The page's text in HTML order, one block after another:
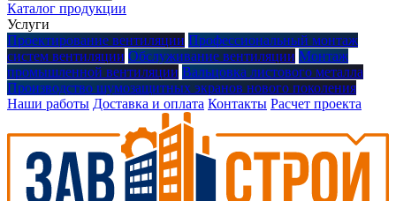
Каталог продукции
Услуги
Проектирование вентиляции Профессиональный монтаж
систем вентиляции Обслуживание вентиляции Монтаж
промышленной вентиляции Вальцовка листового металла
Производство шумозащитных экранов нового поколения
Наши работы Доставка и оплата Контакты Расчет проекта